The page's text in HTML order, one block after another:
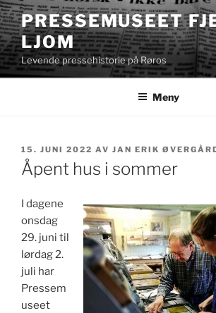
Gå
til
innhold
PRESSEMUSEET
LJOM
Levende pressehistorie på Røros
Meny
PUBLISERT
15. JUNI 2022 AV JAN ERIK
Åpent hus i sommer
I dagene
onsdag
29. juni til
lørdag 2.
juli har
Pressem
useet